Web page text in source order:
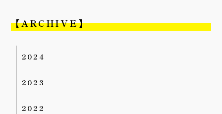
【ARCHIVE】
2024
2023
2022